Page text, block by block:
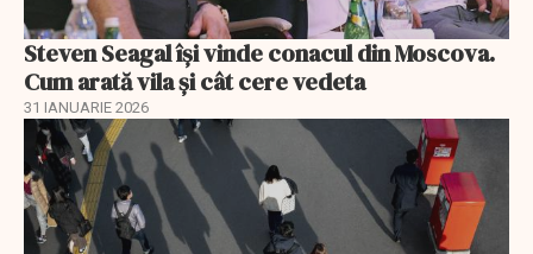
Steven Seagal își vinde conacul din Moscova.
Cum arată vila și cât cere vedeta
31 IANUARIE 2026